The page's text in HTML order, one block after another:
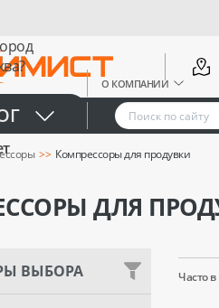
О КОМПАНИИ
Компрессоры для продувки
ДЛЯ
ВЫБОРА Часто